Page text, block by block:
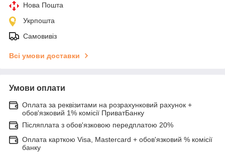
Нова Пошта
Укрпошта
Самовивіз
Всі умови доставки
Умови оплати
Оплата за реквізитами на розрахунковий рахунок +
обов'язковий 1% комісії ПриватБанку
Післяплата з обов'язковою передплатою 20%
Оплата карткою Visa, Mastercard + обов'язковий % комісії
банку